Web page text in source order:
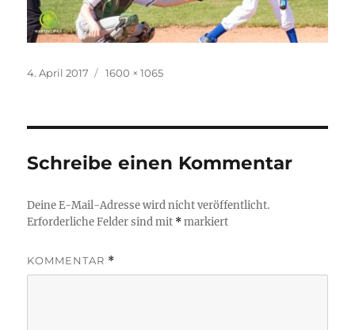
Veröffentlicht
4. April 2017 Originalgröße
1600 × 1065
Schreibe einen Kommentar
Deine E-Mail-Adresse wird nicht veröffentlicht.
Erforderliche Felder sind mit *markiert
KOMMENTAR *